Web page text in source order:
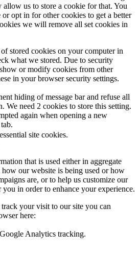
us to store a cookie for that. You
opt in for other cookies to get a better
we will remove all set cookies in
stored cookies on your computer in
what we stored. Due to security
or modify cookies from other
in your browser security settings.
hiding of message bar and refuse all
We need 2 cookies to store this setting.
again when opening a new
site cookies.
that is used either in aggregate
our website is being used or how
are, or to help us customize our
in order to enhance your experience.
your visit to our site you can
here:
Analytics tracking.